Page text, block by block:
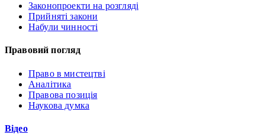
Законопроекти на розгляді
Прийняті закони
Набули чинності
Правовий погляд
Право в мистецтві
Аналітика
Правова позиція
Наукова думка
Відео